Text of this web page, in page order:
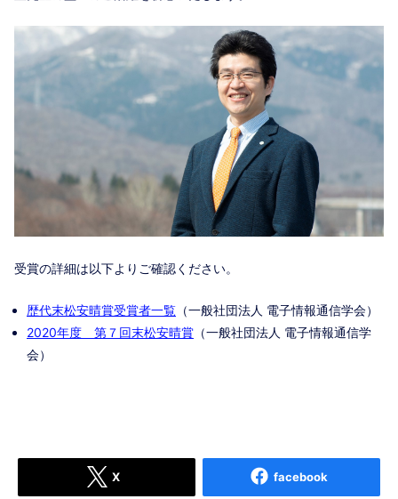
受賞の詳細は以下よりご確認ください。
歴代末松安晴賞受賞者一覧 （一般社団法人 電子情報通信学会）
2020年度 第７回末松安晴賞 （一般社団法人 電子情報通信学
会）
X facebook